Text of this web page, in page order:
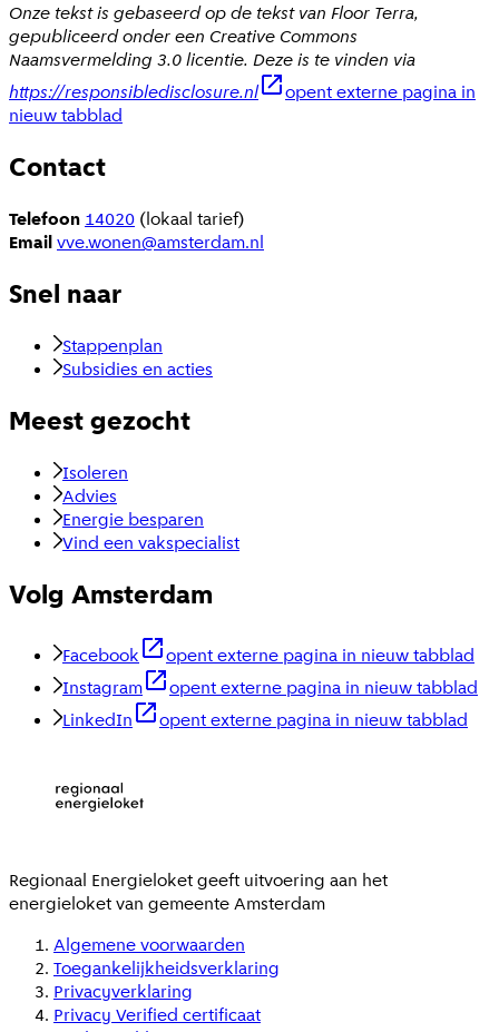
Onze tekst is gebaseerd op de tekst van Floor Terra,
gepubliceerd onder een Creative Commons
Naamsvermelding 3.0 licentie. Deze is te vinden via
https://responsibledisclosure.nl
opent externe pagina in
nieuw tabblad
Contact
Telefoon 14020 (lokaal tarief)
Emailvve.wonen@amsterdam.nl
Snel naar
Stappenplan
Subsidies en acties
Meest gezocht
Isoleren
Advies
Energie besparen
Vind een vakspecialist
Volg Amsterdam
Facebook
opent externe pagina in nieuw tabblad
Instagram
opent externe pagina in nieuw tabblad
LinkedIn
opent externe pagina in nieuw tabblad
Regionaal Energieloketgeeft uitvoering aan het
energieloket van gemeenteAmsterdam
Algemene voorwaarden
Toegankelijkheidsverklaring
Privacyverklaring
Privacy Verified certificaat